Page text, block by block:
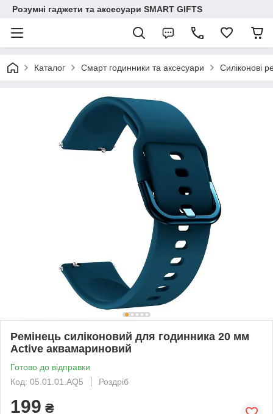
Розумні гаджети та аксесуари SMART GIFTS
Каталог Смарт годинники та аксесуари Силіконові
Ремінець силіконовий для годинника 20 мм
Active аквамариновий
Готово до відправки
Код: 05.01.01.AQ5
Роздріб
199 ₴